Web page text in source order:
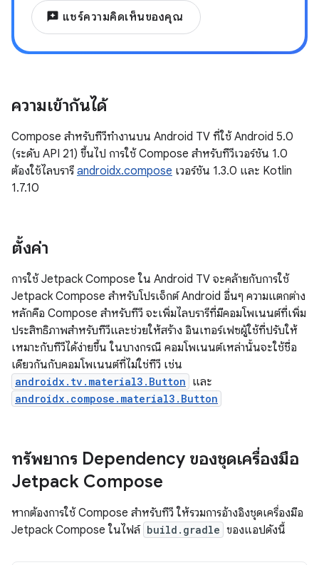
reviews แชร์ความคิดเห็นของคุณ
ความเข้ากันได้
Compose สำหรับทีวีทำงานบน Android TV ที่ใช้ Android 5.0
(ระดับ API 21) ขึ้นไป การใช้ Compose สำหรับทีวีเวอร์ชัน 1.0
ต้องใช้ไลบรารี androidx.compose เวอร์ชัน 1.3.0 และ Kotlin
1.7.10
ตั้งค่า
การใช้ Jetpack Compose ใน Android TV จะคล้ายกับการใช้
Jetpack Compose สำหรับโปรเจ็กต์ Android อื่นๆ ความแตกต่าง
หลักคือ Compose สำหรับทีวี จะเพิ่มไลบรารีที่มีคอมโพเนนต์ที่เพิ่ม
ประสิทธิภาพสำหรับทีวีและช่วยให้สร้าง อินเทอร์เฟซผู้ใช้ที่ปรับให้
เหมาะกับทีวีได้ง่ายขึ้น ในบางกรณี คอมโพเนนต์เหล่านั้นจะใช้ชื่อ
เดียวกันกับคอมโพเนนต์ที่ไม่ใช่ทีวี เช่น
androidx.tv.material3.Button และ
androidx.compose.material3.Button
ทรัพยากร Dependency ของชุดเครื่องมือ
Jetpack Compose
หากต้องการใช้ Compose สำหรับทีวี ให้รวมการอ้างอิงชุดเครื่องมือ
Jetpack Compose ในไฟล์ build.gradle ของแอปดังนี้